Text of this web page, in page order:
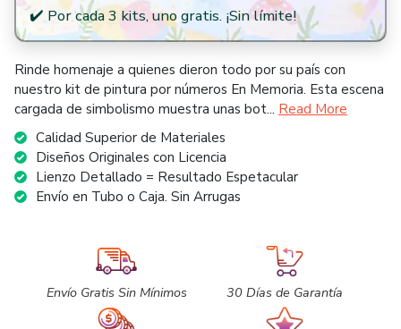
✔️ Por cada 3 kits, uno gratis. ¡Sin límite!
Rinde homenaje a quienes dieron todo por su país con
nuestro kit de pintura por números En Memoria. Esta escena
cargada de simbolismo muestra unas bot... Read More
Calidad Superior de Materiales
Diseños Originales con Licencia
Lienzo Detallado = Resultado Espetacular
Envío en Tubo o Caja. Sin Arrugas
Envío Gratis Sin Mínimos 30 Días de Garantía